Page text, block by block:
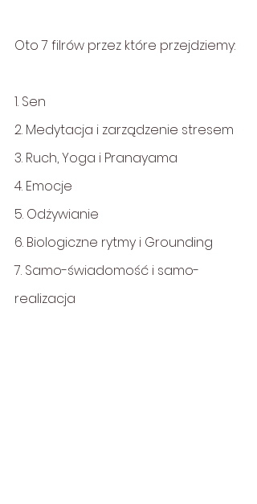
Oto 7 filrów przez które przejdziemy:
1. Sen
2. Medytacja i zarządzenie stresem
3. Ruch, Yoga i Pranayama
4. Emocje
5. Odżywianie
6. Biologiczne rytmy i Grounding
7. Samo-świadomość i samo-
realizacja